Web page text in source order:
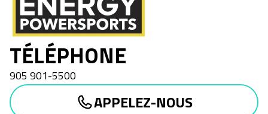
TÉLÉPHONE
905 901-5500
APPELEZ-NOUS